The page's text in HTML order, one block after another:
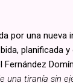
por una
planificada
una tiranía sin